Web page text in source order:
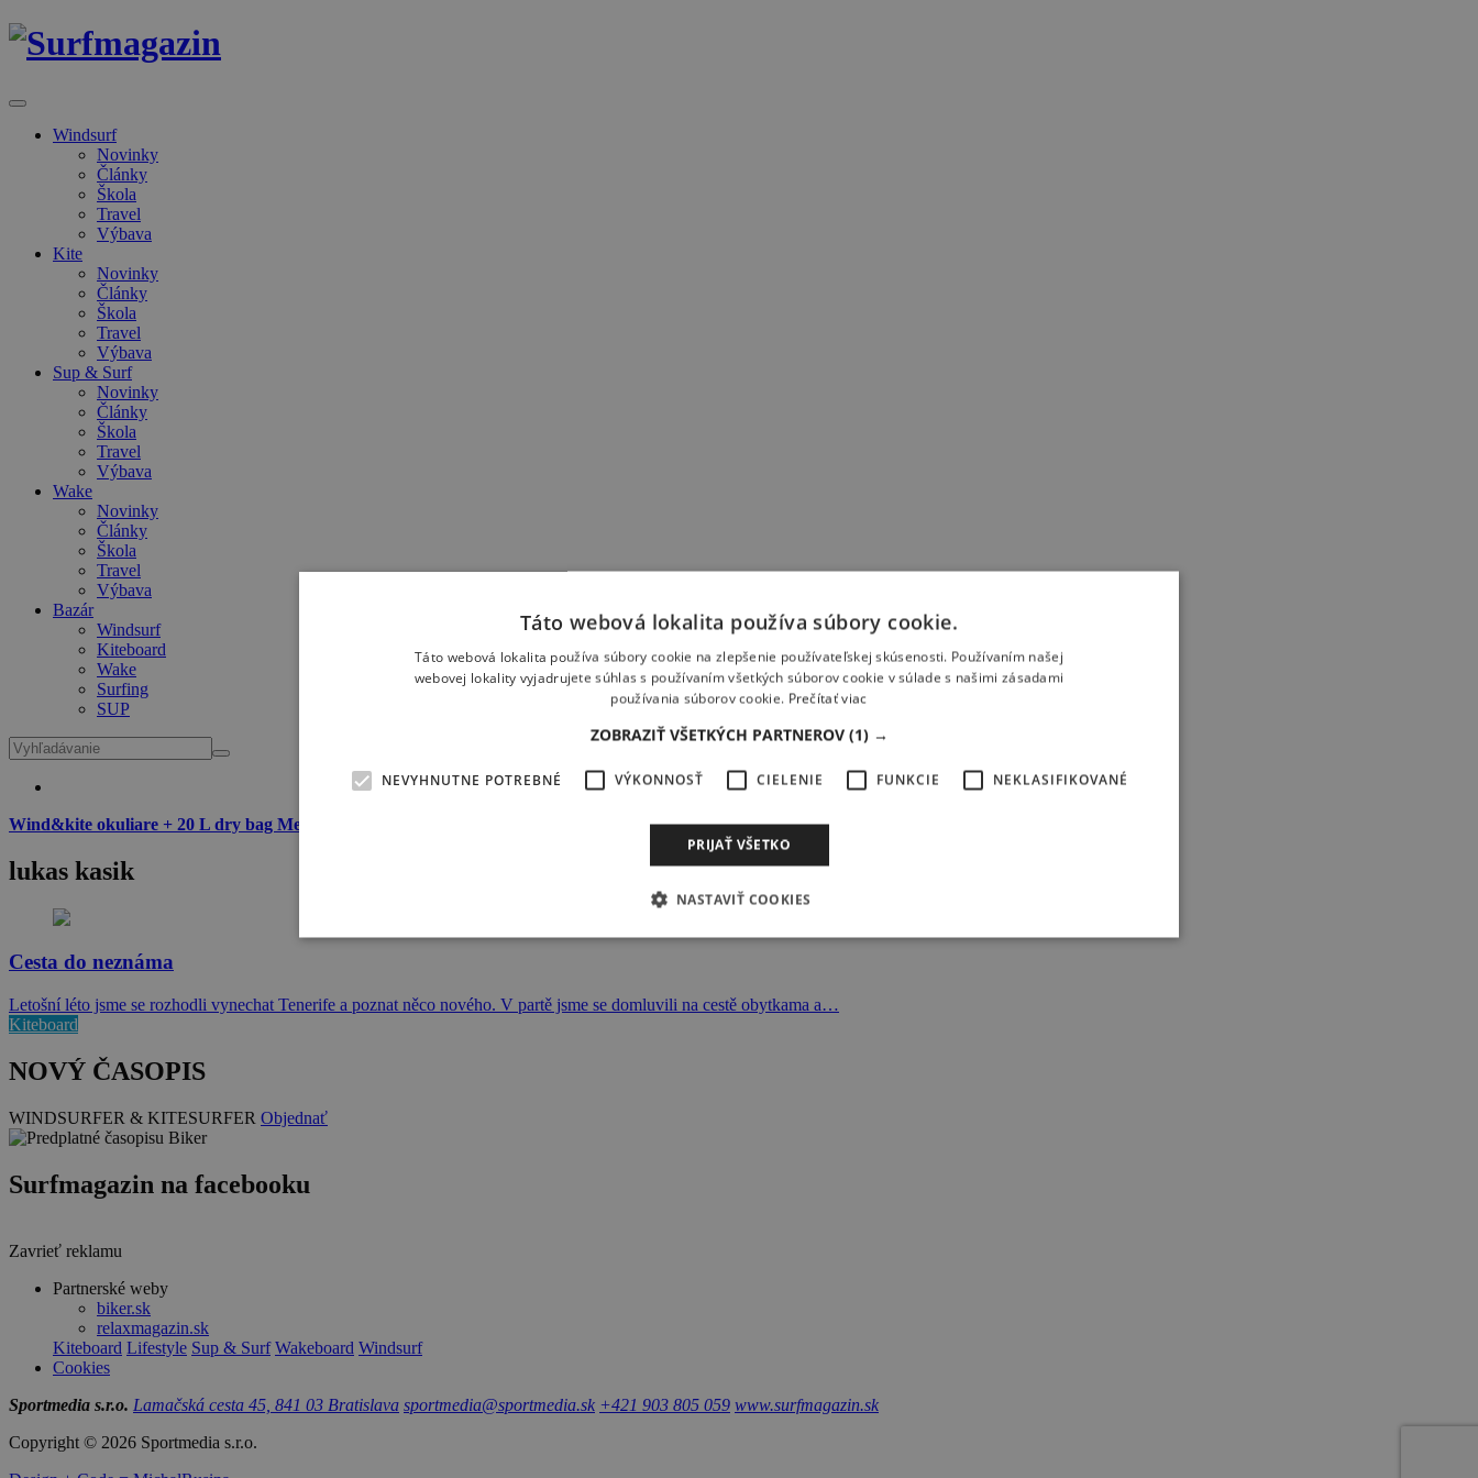
Windsurf
Novinky
Články
Škola
Travel
Výbava
Kite
Novinky
Články
Škola
Travel
Výbava
Sup & Surf
Novinky
Články
Škola
Travel
Výbava
Wake
Novinky
Články
Škola
Travel
Výbava
Bazár
Windsurf
Kiteboard
Wake
Surfing
SUP
Wind&kite okuliare + 20 L dry bag Meatfly zadarmo k dvojročnému predplatnému Windsurfer & Kitesurferiba za 29,90 € !
lukas kasik
Cesta do neznáma
Letošní léto jsme se rozhodli vynechat Tenerife a poznat něco nového. V partě jsme se domluvili na cestě obytkama a…
Kiteboard
NOVÝ ČASOPIS
WINDSURFER & KITESURFER Objednať
Surfmagazin na facebooku
Zavrieť reklamu
Partnerské weby
biker.sk
relaxmagazin.sk
Kiteboard Lifestyle Sup & Surf Wakeboard Windsurf
Cookies
Sportmedia s.r.o. Lamačská cesta 45, 841 03 Bratislava sportmedia@sportmedia.sk +421 903 805 059 www.surfmagazin.sk
Copyright © 2026 Sportmedia s.r.o.
Táto webová lokalita používa súbory cookie.
Táto webová lokalita používa súbory cookie na zlepšenie používateľskej skúsenosti. Používaním našej
webovej lokality vyjadrujete súhlas s používaním všetkých súborov cookie v súlade s našimi zásadami
používania súborov cookie. Prečítať viac
ZOBRAZIŤ VŠETKÝCH PARTNEROV (1) →
NEVYHNUTNE POTREBNÉ VÝKONNOSŤ CIELENIE FUNKCIE NEKLASIFIKOVANÉ
PRIJAŤ VŠETKO
NASTAVIŤ COOKIES